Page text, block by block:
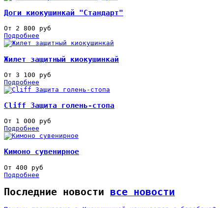
Доги киокушинкай "Стандарт"
От 2 800 руб
Подробнее
Жилет защитный киокушинкай
От 3 100 руб
Подробнее
Cliff Защита голень-стопа
От 1 000 руб
Подробнее
Кимоно сувенирное
От 400 руб
Подробнее
Последние новости все новости